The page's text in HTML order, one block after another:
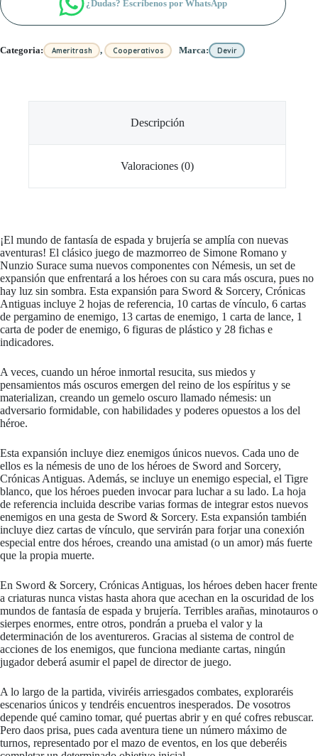
¿Dudas? Escríbenos por WhatsApp
Categoria: Ameritrash , Cooperativos Marca: Devir
Descripción
Valoraciones (0)
¡El mundo de fantasía de espada y brujería se amplía con nuevas
aventuras! El clásico juego de mazmorreo de Simone Romano y
Nunzio Surace suma nuevos componentes con Némesis, un set de
expansión que enfrentará a los héroes con su cara más oscura, pues no
hay luz sin sombra. Esta expansión para Sword & Sorcery, Crónicas
Antiguas incluye 2 hojas de referencia, 10 cartas de vínculo, 6 cartas
de pergamino de enemigo, 13 cartas de enemigo, 1 carta de lance, 1
carta de poder de enemigo, 6 figuras de plástico y 28 fichas e
indicadores.
A veces, cuando un héroe inmortal resucita, sus miedos y
pensamientos más oscuros emergen del reino de los espíritus y se
materializan, creando un gemelo oscuro llamado némesis: un
adversario formidable, con habilidades y poderes opuestos a los del
héroe.
Esta expansión incluye diez enemigos únicos nuevos. Cada uno de
ellos es la némesis de uno de los héroes de Sword and Sorcery,
Crónicas Antiguas. Además, se incluye un enemigo especial, el Tigre
blanco, que los héroes pueden invocar para luchar a su lado. La hoja
de referencia incluida describe varias formas de integrar estos nuevos
enemigos en una gesta de Sword & Sorcery. Esta expansión también
incluye diez cartas de vínculo, que servirán para forjar una conexión
especial entre dos héroes, creando una amistad (o un amor) más fuerte
que la propia muerte.
En Sword & Sorcery, Crónicas Antiguas, los héroes deben hacer frente
a criaturas nunca vistas hasta ahora que acechan en la oscuridad de los
mundos de fantasía de espada y brujería. Terribles arañas, minotauros o
sierpes enormes, entre otros, pondrán a prueba el valor y la
determinación de los aventureros. Gracias al sistema de control de
acciones de los enemigos, que funciona mediante cartas, ningún
jugador deberá asumir el papel de director de juego.
A lo largo de la partida, viviréis arriesgados combates, exploraréis
escenarios únicos y tendréis encuentros inesperados. De vosotros
depende qué camino tomar, qué puertas abrir y en qué cofres rebuscar.
Pero daos prisa, pues cada aventura tiene un número máximo de
turnos, representado por el mazo de eventos, en los que deberéis